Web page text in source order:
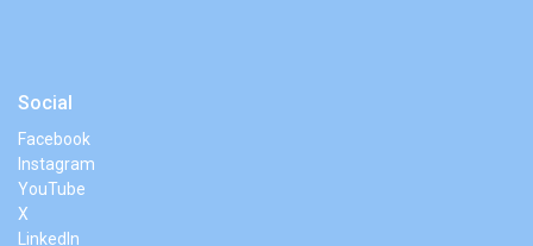
Social
Facebook
Instagram
YouTube
X
LinkedIn